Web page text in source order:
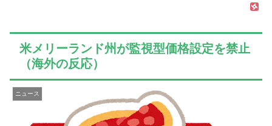
ましくて
仕...
→「これは
言い訳で...
「NPBでは
面...
米メリーランド州が監視型価格設定を禁止
（海外の反応）
ニュース